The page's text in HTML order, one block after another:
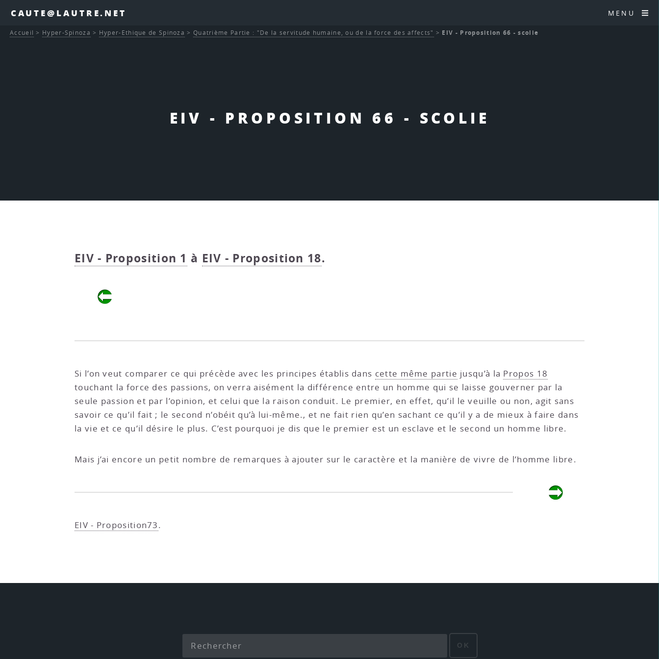
CAUTE@LAUTRE.NET MENU
EIV - PROPOSITION 66 - SCOLIE
Accueil > Hyper-Spinoza > Hyper-Ethique de Spinoza > Quatrième Partie : "De la servitude humaine, ou de la force des affects" > EIV - Proposition 66 - scolie
EIV - Proposition 1 à EIV - Proposition 18.
Si l’on veut comparer ce qui précède avec les principes établis dans cette même partie jusqu’à la Propos 18
touchant la force des passions, on verra aisément la différence entre un homme qui se laisse gouverner par la
seule passion et par l’opinion, et celui que la raison conduit. Le premier, en effet, qu’il le veuille ou non, agit sans
savoir ce qu’il fait ; le second n’obéit qu’à lui-même., et ne fait rien qu’en sachant ce qu’il y a de mieux à faire dans
la vie et ce qu’il désire le plus. C’est pourquoi je dis que le premier est un esclave et le second un homme libre.
Mais j’ai encore un petit nombre de remarques à ajouter sur le caractère et la manière de vivre de l’homme libre.
EIV - Proposition73.
OK